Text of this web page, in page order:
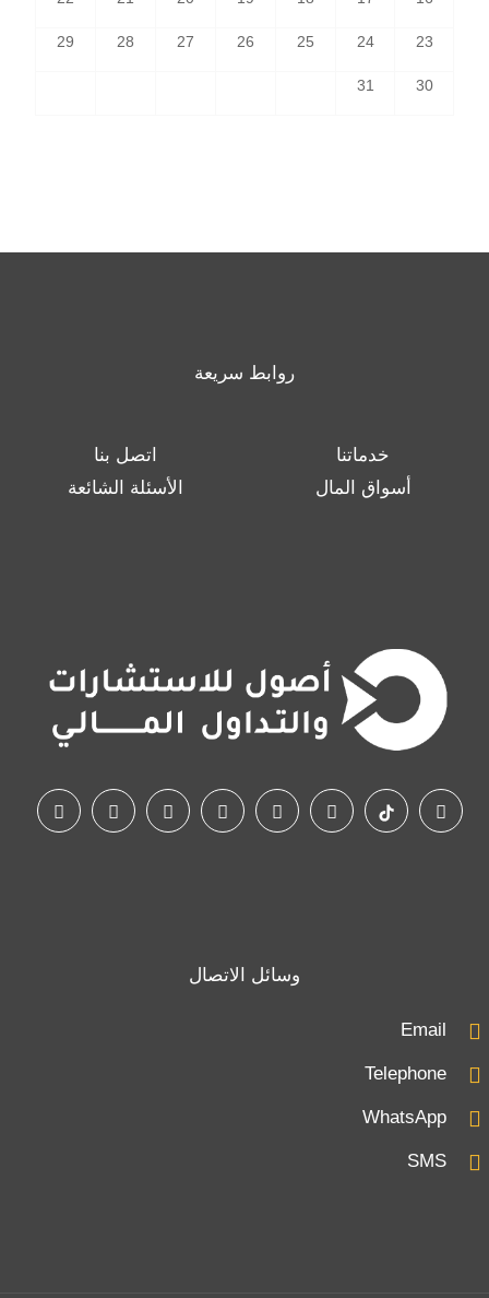
23
24
25
26
27
28
29
30
31
روابط سريعة
خدماتنا
اتصل بنا
أسواق المال
الأسئلة الشائعة
وسائل الاتصال
Email
Telephone
WhatsApp
SMS